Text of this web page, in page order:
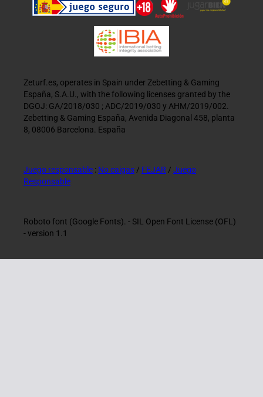
Zeturf.es, operates in Spain under Zebetting & Gaming
España, S.A.U., with the following licenses granted by the
DGOJ: GA/2018/030 ; ADC/2019/030 y AHM/2019/002.
Zebetting & Gaming España, Avenida Diagonal 458, planta
8, 08006 Barcelona. España
Juego responsable : No caigas / FEJAR / Juego
Responsable
Roboto font (Google Fonts). - SIL Open Font License (OFL)
- version 1.1